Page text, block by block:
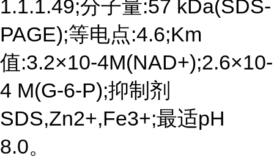
1.1.1.49;分子量:57 kDa(SDS-
PAGE);等电点:4.6;Km
值:3.2×10-4M(NAD+);2.6×10-
4 M(G-6-P);抑制剂
SDS,Zn2+,Fe3+;最适pH
8.0。